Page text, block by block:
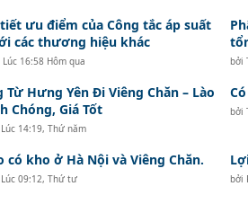
ưu điểm của Công tắc áp suất
các thương hiệu khác
Lúc 16:58 Hôm qua bởi
Từ Hưng Yên Đi Viêng Chăn – Lào
Chóng, Giá Tốt
Lúc 14:19, Thứ năm
bởi
có kho ở Hà Nội và Viêng Chăn.
Lúc 09:12, Thứ tư bởi